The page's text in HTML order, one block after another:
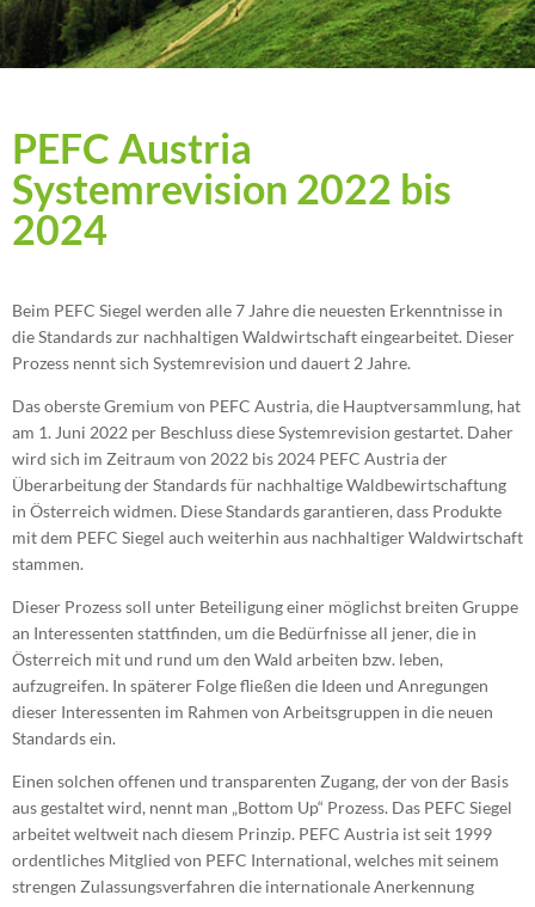
PEFC Austria
Systemrevision 2022 bis
2024
Beim PEFC Siegel werden alle 7 Jahre die neuesten Erkenntnisse in
die Standards zur nachhaltigen Waldwirtschaft eingearbeitet. Dieser
Prozess nennt sich Systemrevision und dauert 2 Jahre.
Das oberste Gremium von PEFC Austria, die Hauptversammlung, hat
am 1. Juni 2022 per Beschluss diese Systemrevision gestartet. Daher
wird sich im Zeitraum von 2022 bis 2024 PEFC Austria der
Überarbeitung der Standards für nachhaltige Waldbewirtschaftung
in Österreich widmen. Diese Standards garantieren, dass Produkte
mit dem PEFC Siegel auch weiterhin aus nachhaltiger Waldwirtschaft
stammen.
Dieser Prozess soll unter Beteiligung einer möglichst breiten Gruppe
an Interessenten stattfinden, um die Bedürfnisse all jener, die in
Österreich mit und rund um den Wald arbeiten bzw. leben,
aufzugreifen. In späterer Folge fließen die Ideen und Anregungen
dieser Interessenten im Rahmen von Arbeitsgruppen in die neuen
Standards ein.
Einen solchen offenen und transparenten Zugang, der von der Basis
aus gestaltet wird, nennt man „Bottom Up“ Prozess. Das PEFC Siegel
arbeitet weltweit nach diesem Prinzip. PEFC Austria ist seit 1999
ordentliches Mitglied von PEFC International, welches mit seinem
strengen Zulassungsverfahren die internationale Anerkennung